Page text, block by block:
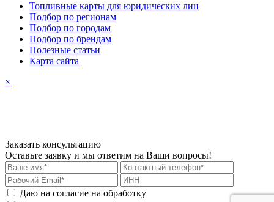
Топливные карты для юридических лиц
Подбор по регионам
Подбор по городам
Подбор по брендам
Полезные статьи
Карта сайта
×
Заказать консультацию
Оставьте заявку и мы ответим на Ваши вопросы!
Даю на согласие на обработку
персональных данных